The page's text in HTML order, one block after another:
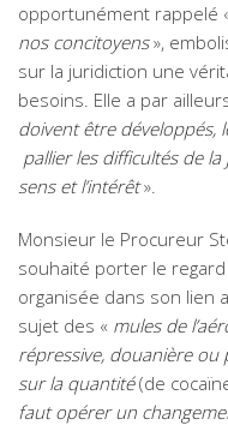
opportunément rappelé
nos concitoyens»,
sur la juridiction une
besoins. Elle a par
doivent être développés,
pallier les difficultés de
sens et l’intérêt».
Monsieur le Procureur
souhaité porter le
organisée dans son lien
sujet des « mules de
répressive, douanière ou
sur la quantité(de
faut opérer un